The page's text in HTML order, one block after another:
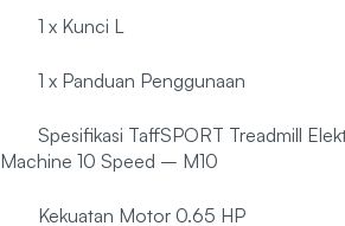
1 x Kunci L
1 x Panduan Penggunaan
Spesifikasi TaffSPORT Treadmill
Machine 10 Speed – M10
Kekuatan Motor 0.65 HP